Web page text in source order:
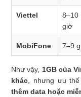
Viettel
8–10
giờ
MobiFone 7–9
Như vậy, 1GB của
khác , nhưng ưu
thêm data hoặc